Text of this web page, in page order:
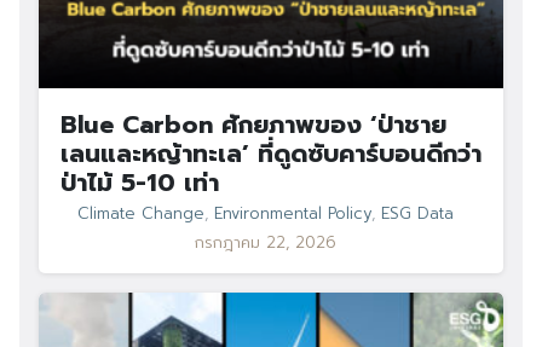
Blue Carbon ศักยภาพของ ‘ป่าชาย
เลนและหญ้าทะเล’ ที่ดูดซับคาร์บอนดีกว่า
ป่าไม้ 5-10 เท่า
Climate Change, Environmental Policy, ESG Data
กรกฎาคม 22, 2026